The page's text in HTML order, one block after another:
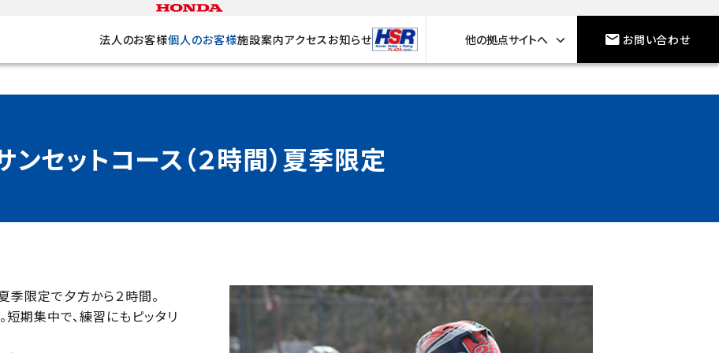
法人のお客様個人のお客様施設案内アクセスお知らせ 他の拠点サイトへ お問い合わせ
ンセットコース（２時間）夏季限定
季限定で夕方から２時間。
期集中で、練習にもピッタリ